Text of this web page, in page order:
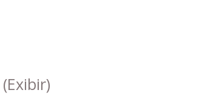
(Exibir)